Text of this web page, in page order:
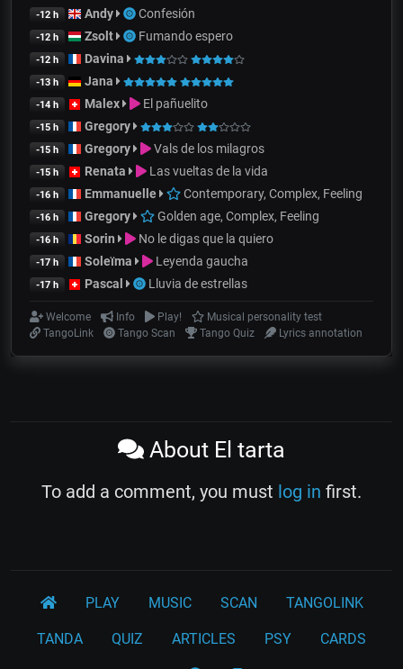
-12 h Andy Confesión
-12 h Zsolt Fumando espero
-12 h Davina
-13 h Jana
-14 h Malex El pañuelito
-15 h Gregory
-15 h Gregory Vals de los milagros
-15 h Renata Las vueltas de la vida
-16 h Emmanuelle Contemporary, Complex, Feeling
-16 h Gregory Golden age, Complex, Feeling
-16 h Sorin No le digas que la quiero
-17 h Soleïma Leyenda gaucha
-17 h Pascal Lluvia de estrellas
Welcome Info Play!
Musical personality test
TangoLink
Tango Scan Tango Quiz Lyrics annotation
About El tarta
To add a comment, you must log in first.
PLAY MUSIC SCAN TANGOLINK
TANDA QUIZ ARTICLES PSY CARDS